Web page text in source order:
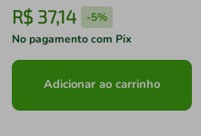
R$ 37,14 -5%
No pagamento com Pix
Adicionar ao carrinho